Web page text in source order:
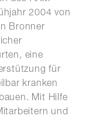
2004 von
Bronner
eine
für
kranken
Mit Hilfe
und